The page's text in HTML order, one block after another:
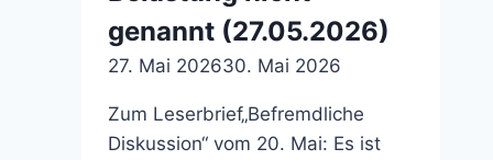
genannt (27.05.2026)
27. Mai 202630. Mai 2026
Zum Leserbrief„Befremdliche
Diskussion“ vom 20. Mai: Es ist